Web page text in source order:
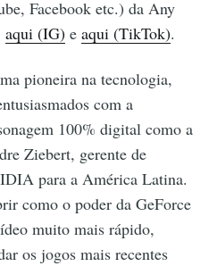
Facebook etc.) da Any
aqui (IG) eaqui (TikTok).
pioneira na tecnologia,
com a
100% digital como a
Ziebert, gerente de
para a América Latina.
como o poder da GeForce
muito mais rápido,
os jogos mais recentes